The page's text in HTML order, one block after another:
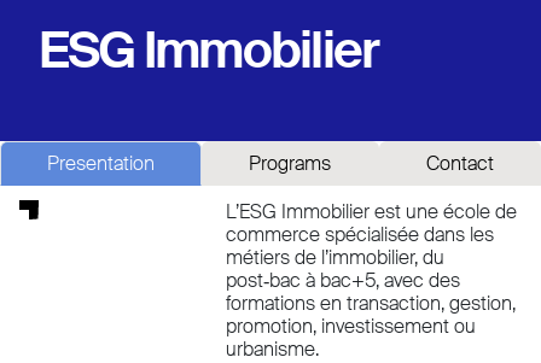
ESG Immobilier
Presentation Programs
Contact
L’ESG Immobilier est une école de
commerce spécialisée dans les
métiers de l’immobilier, du
post‑bac à bac+5, avec des
formations en transaction, gestion,
promotion, investissement ou
urbanisme.